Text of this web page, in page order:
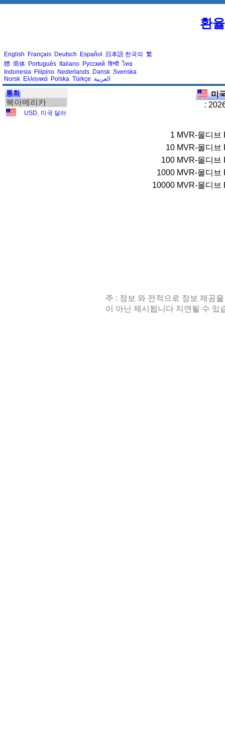
환
English Français Deutsch Español 日本語 한국의 繁
體 简体 Português Italiano Русский हिन्दी ไทย
Indonesia Filipino Nederlands Dansk Svenska
Norsk Ελληνικά Polska Türkçe العربية
통화
북아메리카
USD 미국 달러
미
:
1 MVR-몰디브
10 MVR-몰디브
100 MVR-몰디브
1000 MVR-몰디브
10000 MVR-몰디브
주 : 정보 와 전적으로 정보 제공
이 아닌 제시됩니다 지연될 수 있